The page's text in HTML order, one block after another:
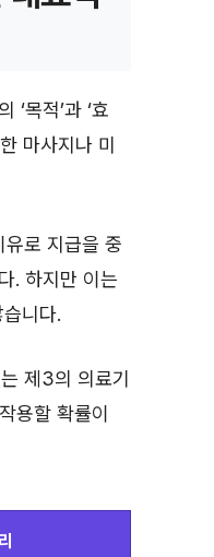
목적’과 ‘효
마사지나 미
로 지급을 중
. 하지만 이는
니다.
제3의 의료기
용할 확률이